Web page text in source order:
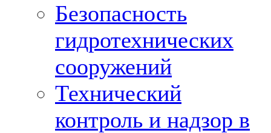
Безопасность
гидротехнических
сооружений
Технический
контроль и надзор в